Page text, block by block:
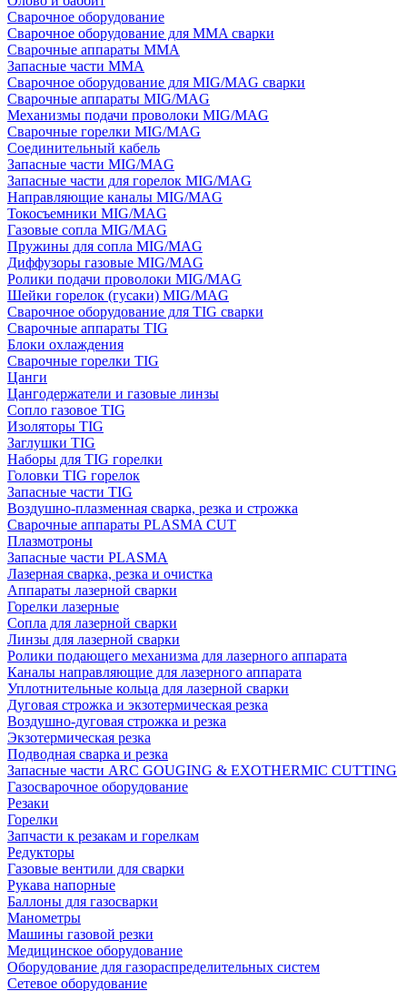
Сварочное оборудование
Сварочное оборудование для MMA сварки
Сварочные аппараты MMA
Запасные части MMA
Сварочное оборудование для MIG/MAG сварки
Сварочные аппараты MIG/MAG
Механизмы подачи проволоки MIG/MAG
Сварочные горелки MIG/MAG
Соединительный кабель
Запасные части MIG/MAG
Запасные части для горелок MIG/MAG
Направляющие каналы MIG/MAG
Токосъемники MIG/MAG
Газовые сопла MIG/MAG
Пружины для сопла MIG/MAG
Диффузоры газовые MIG/MAG
Ролики подачи проволоки MIG/MAG
Шейки горелок (гусаки) MIG/MAG
Сварочное оборудование для TIG сварки
Сварочные аппараты TIG
Блоки охлаждения
Сварочные горелки TIG
Цанги
Цангодержатели и газовые линзы
Сопло газовое TIG
Изоляторы TIG
Заглушки TIG
Наборы для TIG горелки
Головки TIG горелок
Запасные части TIG
Воздушно-плазменная сварка, резка и строжка
Сварочные аппараты PLASMA CUT
Плазмотроны
Запасные части PLASMA
Лазерная сварка, резка и очистка
Аппараты лазерной сварки
Горелки лазерные
Сопла для лазерной сварки
Линзы для лазерной сварки
Ролики подающего механизма для лазерного аппарата
Каналы направляющие для лазерного аппарата
Уплотнительные кольца для лазерной сварки
Дуговая строжка и экзотермическая резка
Воздушно-дуговая строжка и резка
Экзотермическая резка
Подводная сварка и резка
Запасные части ARC GOUGING & EXOTHERMIC CUTTING
Газосварочное оборудование
Резаки
Горелки
Запчасти к резакам и горелкам
Редукторы
Газовые вентили для сварки
Рукава напорные
Баллоны для газосварки
Манометры
Машины газовой резки
Медицинское оборудование
Оборудование для газораспределительных систем
Сетевое оборудование